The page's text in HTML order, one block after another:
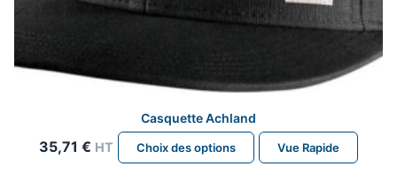
Casquette Achland
35,71 € HT Choix des options
Ce
produit
Vue Rapide